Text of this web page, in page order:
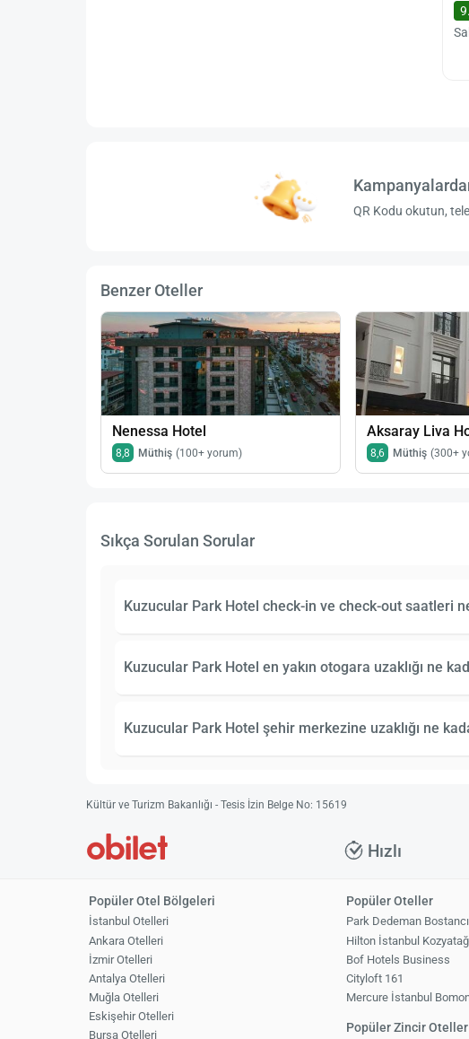
QR Kodu okutun,
Benzer Oteller
Nenessa Hotel
8,8 Müthiş (100+ yorum)
Aksaray Liva
8,6 Müthiş (300+
Sıkça Sorulan Sorular
Kuzucular Park Hotel check-in ve check-out saatleri
Kuzucular Park Hotel en yakın otogara uzaklığı ne
Kuzucular Park Hotel şehir merkezine uzaklığı ne
Kültür ve Turizm Bakanlığı - Tesis İzin Belge No: 15619
Hızlı
Popüler Otel Bölgeleri
İstanbul Otelleri
Ankara Otelleri
İzmir Otelleri
Antalya Otelleri
Muğla Otelleri
Eskişehir Otelleri
Bursa Otelleri
Popüler Oteller
Park Dedeman Bostancı
Hilton İstanbul
Bof Hotels Business
Cityloft 161
Mercure İstanbul
Popüler Zincir Oteller